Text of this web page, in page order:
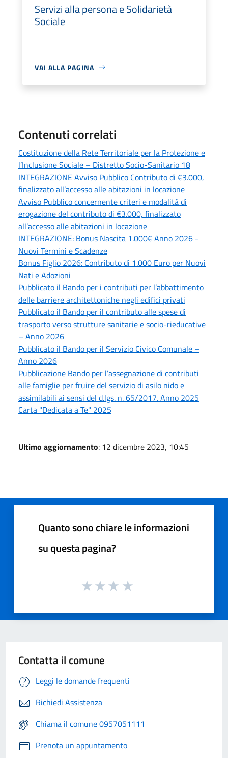
Servizi alla persona e Solidarietà
Sociale
VAI ALLA PAGINA
Contenuti correlati
Costituzione della Rete Territoriale per la Protezione e
l’Inclusione Sociale – Distretto Socio-Sanitario 18
INTEGRAZIONE Avviso Pubblico Contributo di €3.000,
finalizzato all’accesso alle abitazioni in locazione
Avviso Pubblico concernente criteri e modalità di
erogazione del contributo di €3.000, finalizzato
all’accesso alle abitazioni in locazione
INTEGRAZIONE: Bonus Nascita 1.000€ Anno 2026 -
Nuovi Termini e Scadenze
Bonus Figlio 2026: Contributo di 1.000 Euro per Nuovi
Nati e Adozioni
Pubblicato il Bando per i contributi per l’abbattimento
delle barriere architettoniche negli edifici privati
Pubblicato il Bando per il contributo alle spese di
trasporto verso strutture sanitarie e socio-rieducative
– Anno 2026
Pubblicato il Bando per il Servizio Civico Comunale –
Anno 2026
Pubblicazione Bando per l’assegnazione di contributi
alle famiglie per fruire del servizio di asilo nido e
assimilabili ai sensi del d.lgs. n. 65/2017. Anno 2025
Carta "Dedicata a Te" 2025
Ultimo aggiornamento: 12 dicembre 2023, 10:45
Quanto sono chiare le informazioni
su questa pagina?
Contatta il comune
Leggi le domande frequenti
Richiedi Assistenza
Chiama il comune 0957051111
Prenota un appuntamento